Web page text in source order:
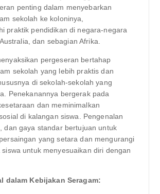
penting dalam menyebarkan
sekolah ke koloninya,
praktik pendidikan di negara-negara
dan sebagian Afrika.
pergeseran bertahap
sekolah yang lebih praktis dan
di sekolah-sekolah yang
Penekanannya bergerak pada
dan meminimalkan
di kalangan siswa. Pengenalan
dan gaya standar bertujuan untuk
yang setara dan mengurangi
untuk menyesuaikan diri dengan
dalam Kebijakan Seragam: